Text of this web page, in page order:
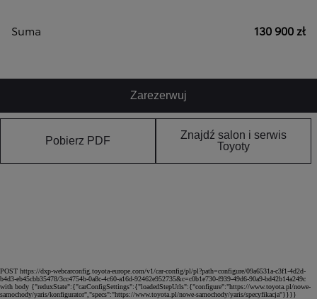
Suma 130 900 zł
Zarezerwuj
Pobierz PDF
Znajdź salon i serwis
Toyoty
POST https://dxp-webcarconfig.toyota-europe.com/v1/car-config/pl/pl?path=configure/09a6531a-c3f1-4d2d-
b4d3-eb45cbb35478/3cc4754b-0a8c-4c60-a16d-92462e952735&c=c0b1e730-f939-49d6-90a9-bd42b14a249c
with body {"reduxState":{"carConfigSettings":{"loadedStepUrls":{"configure":"https://www.toyota.pl/nowe-
samochody/yaris/konfigurator","specs":"https://www.toyota.pl/nowe-samochody/yaris/specyfikacja"}}}}